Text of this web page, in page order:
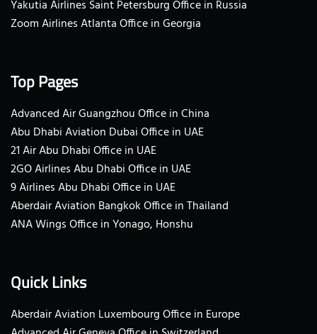
Yakutia Airlines Saint Petersburg Office in Russia
Zoom Airlines Atlanta Office in Georgia
Top Pages
Advanced Air Guangzhou Office in China
Abu Dhabi Aviation Dubai Office in UAE
21 Air Abu Dhabi Office in UAE
2GO Airlines Abu Dhabi Office in UAE
9 Airlines Abu Dhabi Office in UAE
Aberdair Aviation Bangkok Office in Thailand
ANA Wings Office in Yonago, Honshu
Quick Links
Aberdair Aviation Luxembourg Office in Europe